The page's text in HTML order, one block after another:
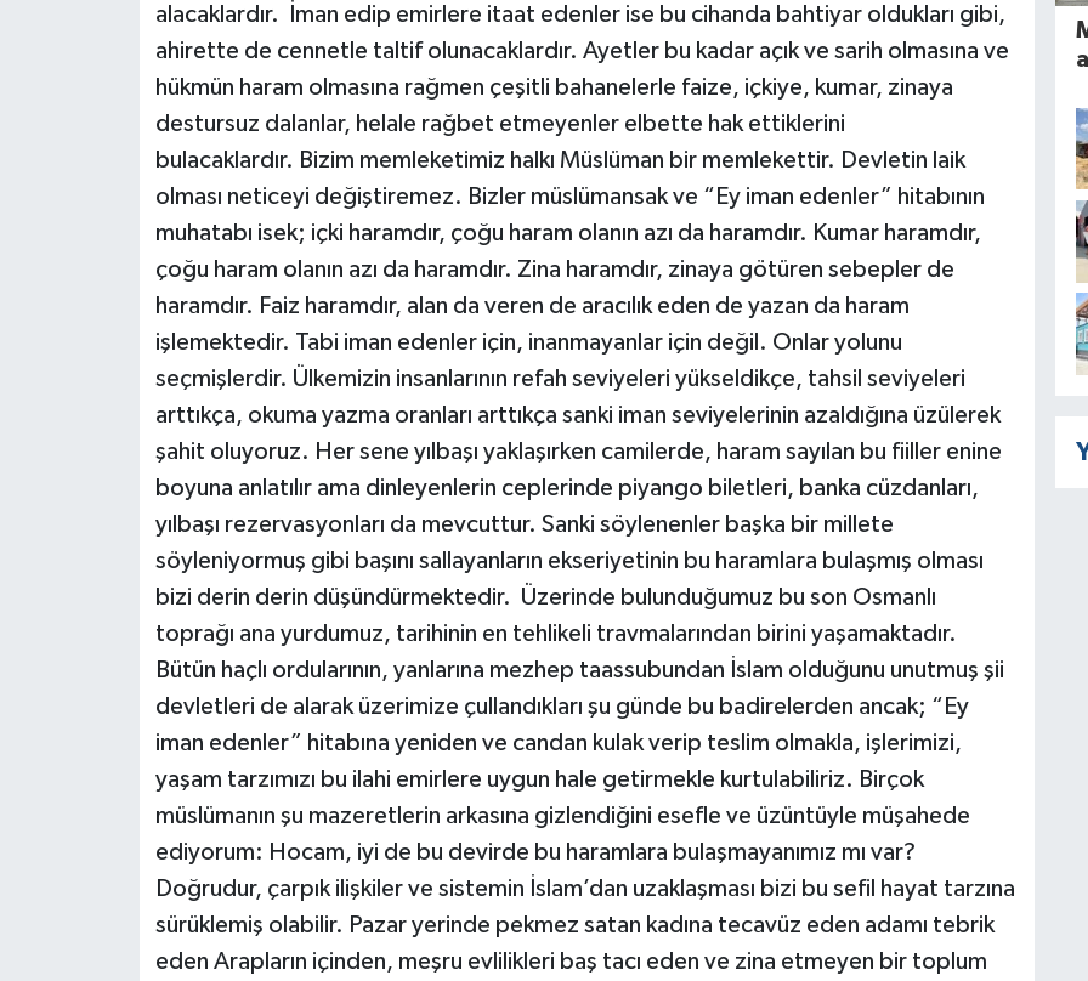
alacaklardır. İman edip emirlere itaat edenler ise bu cihanda bahtiyar oldukları gibi,
ahirette de cennetle taltif olunacaklardır. Ayetler bu kadar açık ve sarih olmasına ve
hükmün haram olmasına rağmen çeşitli bahanelerle faize, içkiye, kumar, zinaya
destursuz dalanlar, helale rağbet etmeyenler elbette hak ettiklerini
bulacaklardır. Bizim memleketimiz halkı Müslüman bir memlekettir. Devletin laik
olması neticeyi değiştiremez. Bizler müslümansak ve “Ey iman edenler” hitabının
muhatabı isek; içki haramdır, çoğu haram olanın azı da haramdır. Kumar haramdır,
çoğu haram olanın azı da haramdır. Zina haramdır, zinaya götüren sebepler de
haramdır. Faiz haramdır, alan da veren de aracılık eden de yazan da haram
işlemektedir. Tabi iman edenler için, inanmayanlar için değil. Onlar yolunu
seçmişlerdir. Ülkemizin insanlarının refah seviyeleri yükseldikçe, tahsil seviyeleri
arttıkça, okuma yazma oranları arttıkça sanki iman seviyelerinin azaldığına üzülerek
şahit oluyoruz. Her sene yılbaşı yaklaşırken camilerde, haram sayılan bu fiiller enine
boyuna anlatılır ama dinleyenlerin ceplerinde piyango biletleri, banka cüzdanları,
yılbaşı rezervasyonları da mevcuttur. Sanki söylenenler başka bir millete
söyleniyormuş gibi başını sallayanların ekseriyetinin bu haramlara bulaşmış olması
bizi derin derin düşündürmektedir. Üzerinde bulunduğumuz bu son Osmanlı
toprağı ana yurdumuz, tarihinin en tehlikeli travmalarından birini yaşamaktadır.
Bütün haçlı ordularının, yanlarına mezhep taassubundan İslam olduğunu unutmuş şii
devletleri de alarak üzerimize çullandıkları şu günde bu badirelerden ancak; “Ey
iman edenler” hitabına yeniden ve candan kulak verip teslim olmakla, işlerimizi,
yaşam tarzımızı bu ilahi emirlere uygun hale getirmekle kurtulabiliriz. Birçok
müslümanın şu mazeretlerin arkasına gizlendiğini esefle ve üzüntüyle müşahede
ediyorum: Hocam, iyi de bu devirde bu haramlara bulaşmayanımız mı var?
Doğrudur, çarpık ilişkiler ve sistemin İslam’dan uzaklaşması bizi bu sefil hayat tarzına
sürüklemiş olabilir. Pazar yerinde pekmez satan kadına tecavüz eden adamı tebrik
eden Arapların içinden, meşru evlilikleri baş tacı eden ve zina etmeyen bir toplum